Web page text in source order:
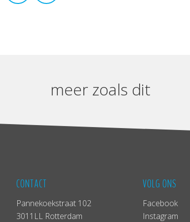
meer zoals dit
CONTACT
Pannekoekstraat 102
3011LL Rotterdam
VOLG ONS
Facebook
Instagram